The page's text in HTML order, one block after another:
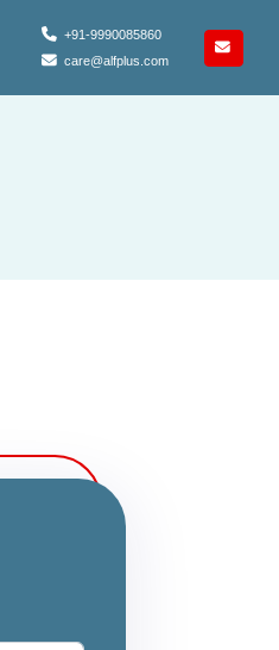
+91-9990085860
care@alfplus.com